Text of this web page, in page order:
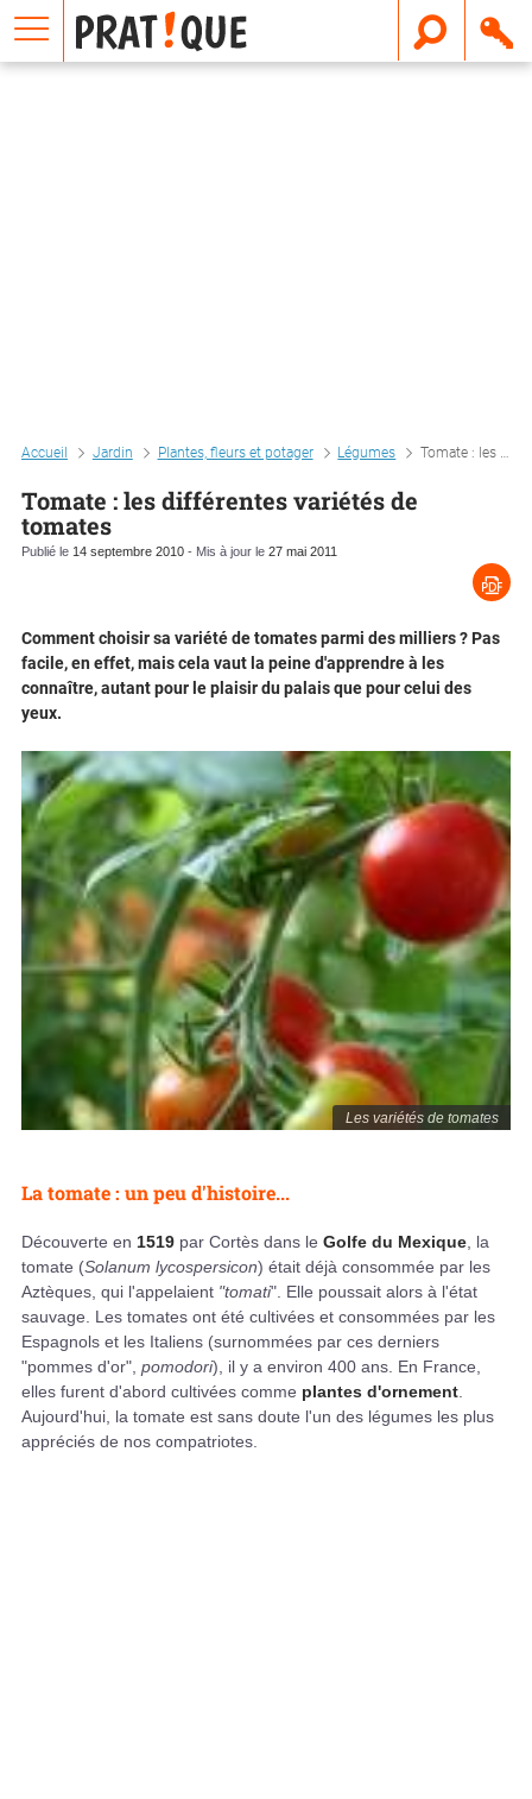
Accueil Jardin Plantes, fleurs et potager Légumes Tomate : les différentes variétés de tomates
Tomate : les différentes variétés de
tomates
Publié le 14 septembre 2010 - Mis à jour le 27 mai 2011
Les variétés de tomates
Comment choisir sa variété de tomates parmi des milliers ? Pas
facile, en effet, mais cela vaut la peine d'apprendre à les
connaître, autant pour le plaisir du palais que pour celui des
yeux.
La tomate : un peu d'histoire...
Découverte en 1519 par Cortès dans le Golfe du Mexique , la
tomate (Solanum lycospersicon) était déjà consommée par les
Aztèques, qui l'appelaient "tomati". Elle poussait alors à l'état
sauvage. Les tomates ont été cultivées et consommées par les
Espagnols et les Italiens (surnommées par ces derniers
"pommes d'or", pomodori), il y a environ 400 ans. En France,
elles furent d'abord cultivées comme plantes d'ornement
Aujourd'hui, la tomate est sans doute l'un des légumes les plus
appréciés de nos compatriotes.
E
m
a